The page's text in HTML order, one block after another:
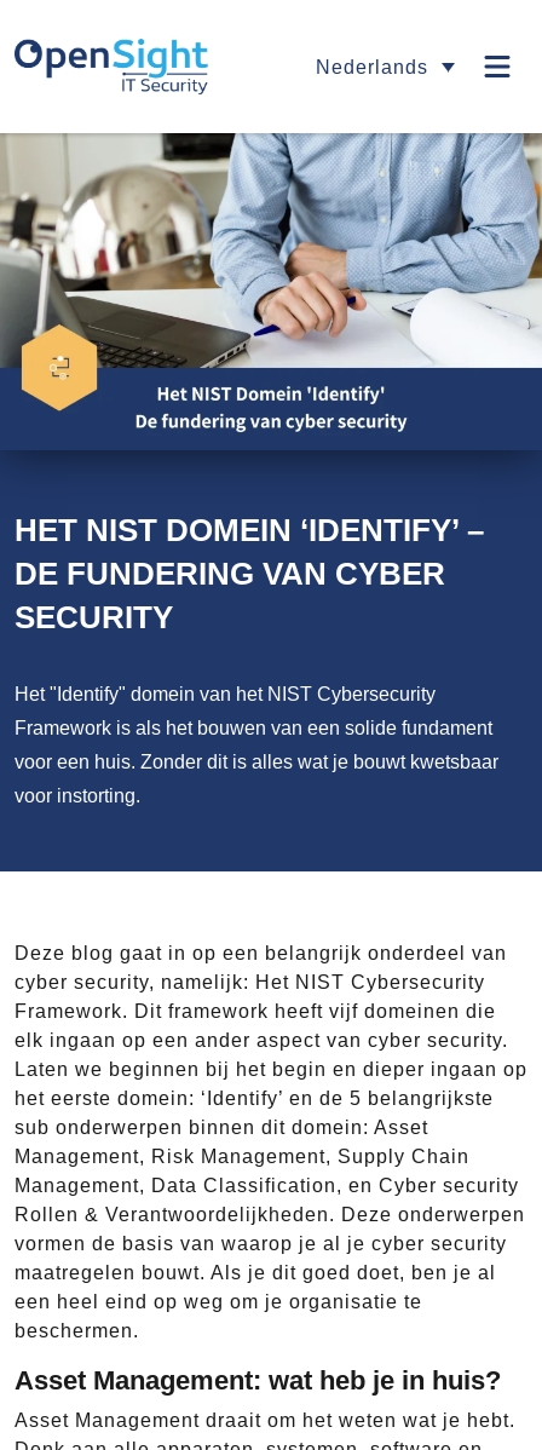
Nederlands
HET NIST DOMEIN ‘IDENTIFY’ –
DE FUNDERING VAN CYBER
SECURITY
Het "Identify" domein van het NIST Cybersecurity
Framework is als het bouwen van een solide fundament
voor een huis. Zonder dit is alles wat je bouwt kwetsbaar
voor instorting.
Deze blog gaat in op een belangrijk onderdeel van
cyber security, namelijk: Het NIST Cybersecurity
Framework. Dit framework heeft vijf domeinen die
elk ingaan op een ander aspect van cyber security.
Laten we beginnen bij het begin en dieper ingaan op
het eerste domein: ‘Identify’ en de 5 belangrijkste
sub onderwerpen binnen dit domein: Asset
Management, Risk Management, Supply Chain
Management, Data Classification, en Cyber security
Rollen & Verantwoordelijkheden. Deze onderwerpen
vormen de basis van waarop je al je cyber security
maatregelen bouwt. Als je dit goed doet, ben je al
een heel eind op weg om je organisatie te
beschermen.
Asset Management: wat heb je in huis?
Asset Management draait om het weten wat je hebt.